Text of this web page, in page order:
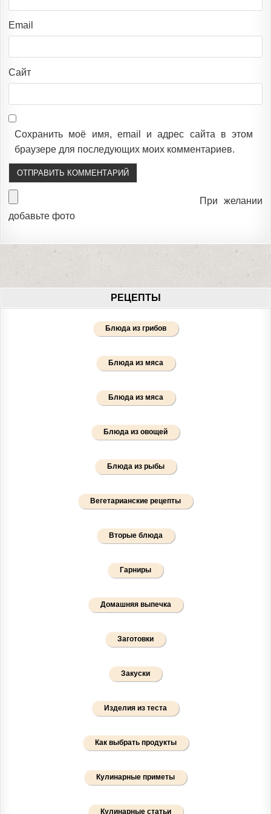
Email
Сайт
Сохранить моё имя, email и адрес сайта в этом
браузере для последующих моих комментариев.
При желании
добавьте фото
РЕЦЕПТЫ
Блюда из грибов
Блюда из мяса
Блюда из мяса
Блюда из овощей
Блюда из рыбы
Вегетарианские рецепты
Вторые блюда
Гарниры
Домашняя выпечка
Заготовки
Закуски
Изделия из теста
Как выбрать продукты
Кулинарные приметы
Кулинарные статьи